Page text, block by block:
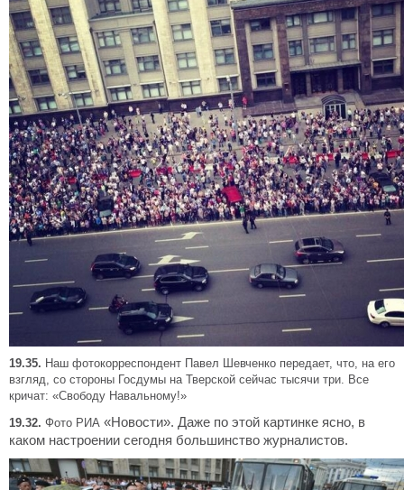
19.35. Наш фотокорреспондент Павел Шевченко передает, что, на его
взгляд, со стороны Госдумы на Тверской сейчас тысячи три. Все
кричат: «Свободу Навальному!»
19.32. Фото РИА «Новости». Даже по этой картинке ясно, в
каком настроении сегодня большинство журналистов.